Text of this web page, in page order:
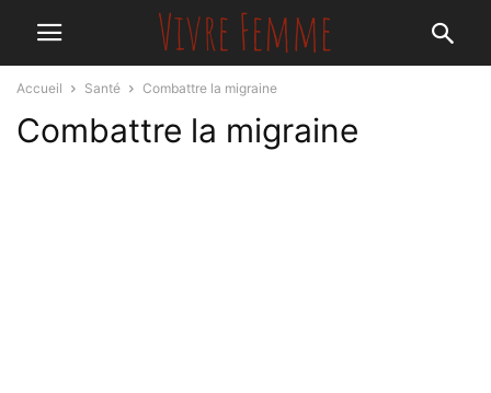
Accueil Santé Combattre la migraine
Combattre la migraine